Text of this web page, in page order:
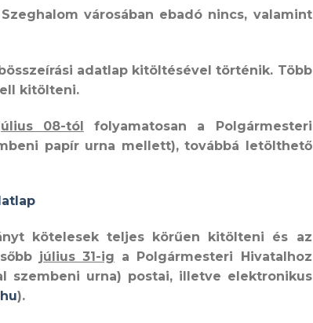
városában ebadó nincs, valamint
adatlap kitöltésével történik. Több
kitölteni.
08-tól folyamatosan a Polgármesteri
papír urna mellett), továbbá letölthető
kötelesek teljes körűen kitölteni és az
július 31-ig a Polgármesteri Hivatalhoz
szembeni urna) postai, illetve elektronikus
).